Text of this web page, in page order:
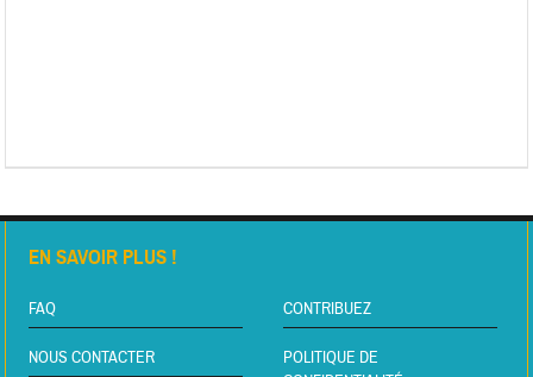
EN SAVOIR PLUS !
FAQ CONTRIBUEZ
NOUS CONTACTER
POLITIQUE DE